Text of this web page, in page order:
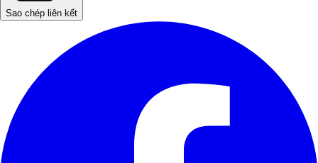
Sao chép liên kết